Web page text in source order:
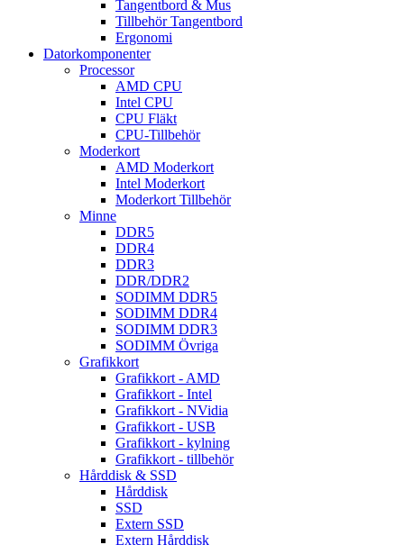
Tangentbord & Mus
Tillbehör Tangentbord
Ergonomi
Datorkomponenter
Processor
AMD CPU
Intel CPU
CPU Fläkt
CPU-Tillbehör
Moderkort
AMD Moderkort
Intel Moderkort
Moderkort Tillbehör
Minne
DDR5
DDR4
DDR3
DDR/DDR2
SODIMM DDR5
SODIMM DDR4
SODIMM DDR3
SODIMM Övriga
Grafikkort
Grafikkort - AMD
Grafikkort - Intel
Grafikkort - NVidia
Grafikkort - USB
Grafikkort - kylning
Grafikkort - tillbehör
Hårddisk & SSD
Hårddisk
SSD
Extern SSD
Extern Hårddisk